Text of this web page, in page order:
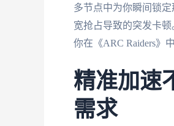
多节点中为你瞬间锁
宽抢占导致的突发卡
你在《ARC Raiders》
精准加速
需求